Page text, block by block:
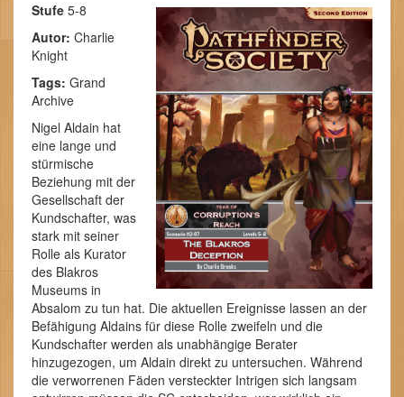
Stufe 5-8
Autor: Charlie
Knight
Tags: Grand
Archive
Nigel Aldain hat
eine lange und
stürmische
Beziehung mit der
Gesellschaft der
Kundschafter, was
stark mit seiner
Rolle als Kurator
des Blakros
Museums in
Absalom zu tun hat. Die aktuellen Ereignisse lassen an der
Befähigung Aldains für diese Rolle zweifeln und die
Kundschafter werden als unabhängige Berater
hinzugezogen, um Aldain direkt zu untersuchen. Während
die verworrenen Fäden versteckter Intrigen sich langsam